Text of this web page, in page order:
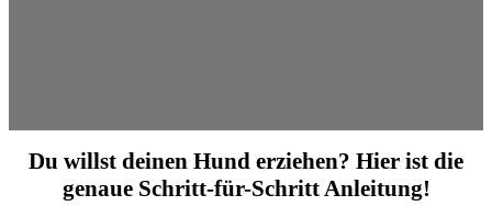
Du willst deinen Hund erziehen? Hier ist die
genaue Schritt-für-Schritt Anleitung!